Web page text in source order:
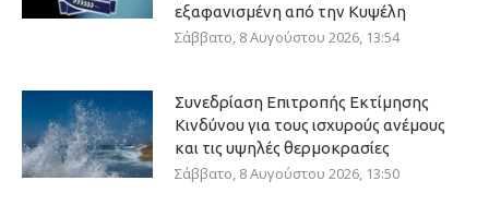
εξαφανισμένη από την Κυψέλη
Σάββατο, 8 Αυγούστου 2026, 13:54
Συνεδρίαση Επιτροπής Εκτίμησης
Κινδύνου για τους ισχυρούς ανέμους
και τις υψηλές θερμοκρασίες
Σάββατο, 8 Αυγούστου 2026, 13:50